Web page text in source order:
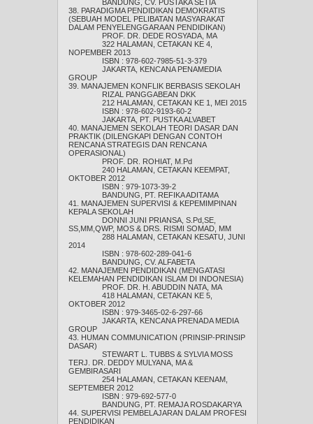
BANDUNG, CV. PUSTAKA SETIA
38. PARADIGMA PENDIDIKAN DEMOKRATIS
(SEBUAH MODEL PELIBATAN MASYARAKAT
DALAM PENYELENGGARAAN PENDIDIKAN)
PROF. DR. DEDE ROSYADA, MA
322 HALAMAN, CETAKAN KE 4,
NOPEMBER 2013
ISBN : 978-602-7985-51-3-379
JAKARTA, KENCANA PENAMEDIA
GROUP
39. MANAJEMEN KONFLIK BERBASIS SEKOLAH
RIZAL PANGGABEAN DKK
212 HALAMAN, CETAKAN KE 1, MEI 2015
ISBN : 978-602-9193-60-2
JAKARTA, PT. PUSTKA ALVABET
40. MANAJEMEN SEKOLAH TEORI DASAR DAN
PRAKTIK (DILENGKAPI DENGAN CONTOH
RENCANA STRATEGIS DAN RENCANA
OPERASIONAL)
PROF. DR. ROHIAT, M.Pd
240 HALAMAN, CETAKAN KEEMPAT,
OKTOBER 2012
ISBN : 979-1073-39-2
BANDUNG, PT. REFIKA ADITAMA
41. MANAJEMEN SUPERVISI & KEPEMIMPINAN
KEPALA SEKOLAH
DONNI JUNI PRIANSA, S.Pd,SE,
SS,MM,QWP, MOS & DRS. RISMI SOMAD, MM
288 HALAMAN, CETAKAN KESATU, JUNI
2014
ISBN : 978-602-289-041-6
BANDUNG, CV. ALFABETA
42. MANAJEMEN PENDIDIKAN (MENGATASI
KELEMAHAN PENDIDIKAN ISLAM DI INDONESIA)
PROF. DR. H. ABUDDIN NATA, MA
418 HALAMAN, CETAKAN KE 5,
OKTOBER 2012
ISBN : 979-3465-02-6-297-66
JAKARTA, KENCANA PRENADA MEDIA
GROUP
43. HUMAN COMMUNICATION (PRINSIP-PRINSIP
DASAR)
STEWART L. TUBBS & SYLVIA MOSS
TERJ. DR. DEDDY MULYANA, MA &
GEMBIRASARI
254 HALAMAN, CETAKAN KEENAM,
SEPTEMBER 2012
ISBN : 979-692-577-0
BANDUNG, PT. REMAJA ROSDAKARYA
44. SUPERVISI PEMBELAJARAN DALAM PROFESI
PENDIDIKAN